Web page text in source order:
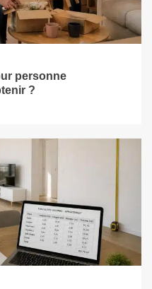
personne
?